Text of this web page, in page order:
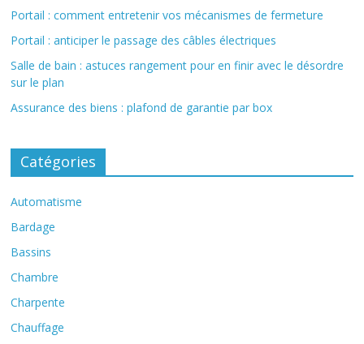
Portail : comment entretenir vos mécanismes de fermeture
Portail : anticiper le passage des câbles électriques
Salle de bain : astuces rangement pour en finir avec le désordre
sur le plan
Assurance des biens : plafond de garantie par box
Catégories
Automatisme
Bardage
Bassins
Chambre
Charpente
Chauffage